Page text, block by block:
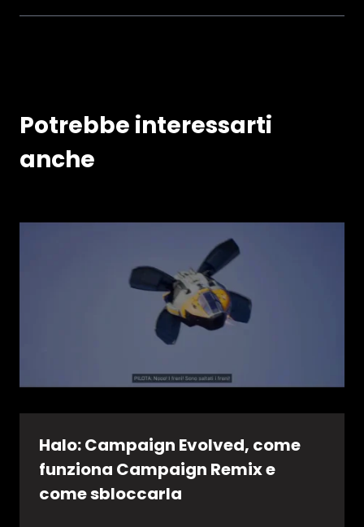
Potrebbe interessarti
anche
Halo: Campaign Evolved, come
funziona Campaign Remix e
come sbloccarla